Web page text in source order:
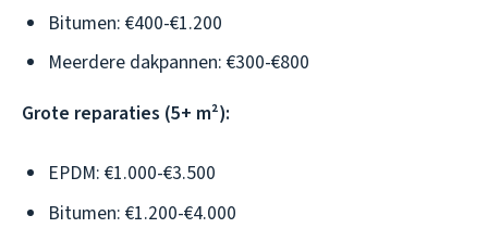
Bitumen: €400-€1.200
Meerdere dakpannen: €300-€800
Grote reparaties (5+ m²):
EPDM: €1.000-€3.500
Bitumen: €1.200-€4.000